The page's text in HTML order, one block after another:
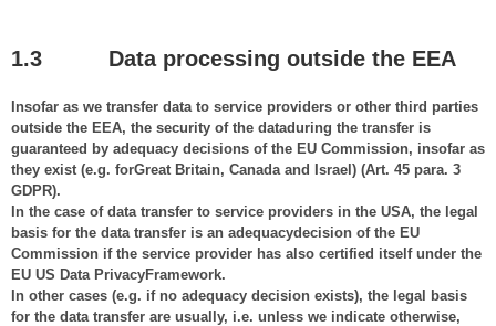
1.3 Data processing outside the EEA
Insofar as we transfer data to service providers or other third parties
outside the EEA, the security of the dataduring the transfer is
guaranteed by adequacy decisions of the EU Commission, insofar as
they exist (e.g. forGreat Britain, Canada and Israel) (Art. 45 para. 3
GDPR).
In the case of data transfer to service providers in the USA, the legal
basis for the data transfer is an adequacydecision of the EU
Commission if the service provider has also certified itself under the
EU US Data PrivacyFramework.
In other cases (e.g. if no adequacy decision exists), the legal basis
for the data transfer are usually, i.e. unless we indicate otherwise,